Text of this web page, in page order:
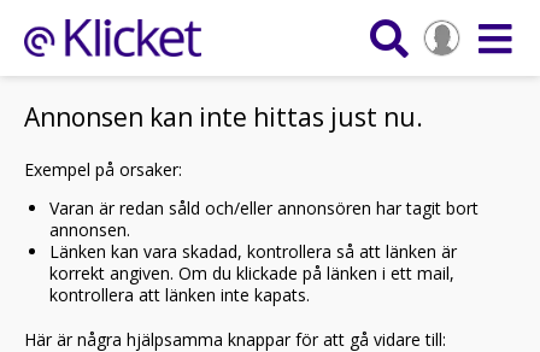
Annonsen kan inte hittas just nu.
Exempel på orsaker:
Varan är redan såld och/eller annonsören har tagit bort
annonsen.
Länken kan vara skadad, kontrollera så att länken är
korrekt angiven. Om du klickade på länken i ett mail,
kontrollera att länken inte kapats.
Här är några hjälpsamma knappar för att gå vidare till: